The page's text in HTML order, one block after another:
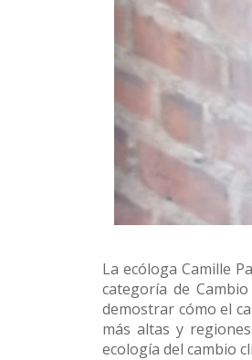
La ecóloga Camille
categoría de
demostrar cómo el
más altas y
ecología del cambio